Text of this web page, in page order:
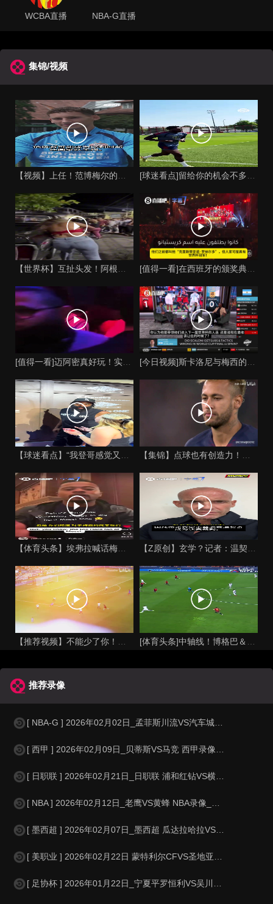
WCBA直播 NBA-G直播
集锦/视频
推荐录像
[ NBA-G ] 2026年02月02日_孟菲斯川流VS汽车城邮轮 NBA-G
[ 西甲 ] 2026年02月09日_贝蒂斯VS马竞 西甲录像_高清录像【
[ 日职联 ] 2026年02月21日_日职联 浦和红钻VS横滨水手录像_高
[ NBA ] 2026年02月12日_老鹰VS黄蜂 NBA录像_全场录像【
[ 墨西超 ] 2026年02月07日_墨西超 瓜达拉哈拉VS马萨特兰录像_
[ 美职业 ] 2026年02月22日 蒙特利尔CFVS圣地亚哥FC 美职业
[ 足协杯 ] 2026年01月22日_宁夏平罗恒利VS吴川青年 足协杯录像